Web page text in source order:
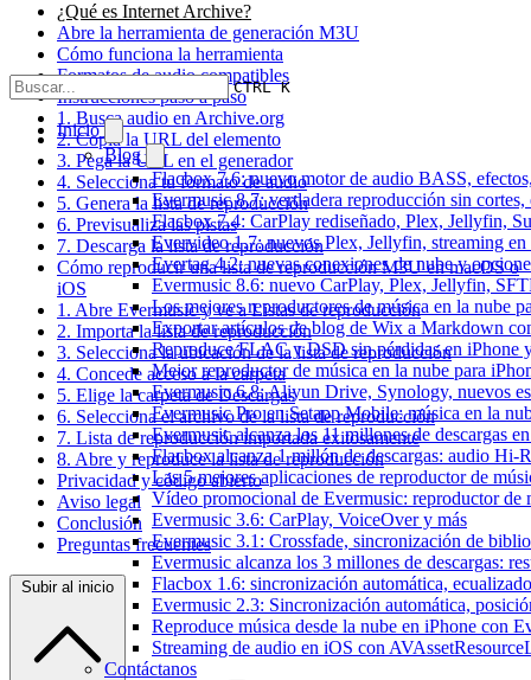
CTRL K
Inicio
Blog
Flacbox 7.6: nuevo motor de audio BASS,
Evermusic 8.7: verdadera reproducción sin
Flacbox 7.4: CarPlay rediseñado, Plex, Jellyfin,
Evervideo 1.7: nuevos Plex, Jellyfin, streaming
Evertag 4.2: nuevas conexiones de nube y
Evermusic 8.6: nuevo CarPlay, Plex, Jellyfin,
Los mejores reproductores de música en la nube
Exportar artículos de blog de Wix a Markdown
Reproduce FLAC y DSD sin pérdidas en iPhone
Mejor reproductor de música en la nube para
Evermusic 6.8: Aliyun Drive, Synology, nuevos
Evermusic Pro en Setapp Mobile: música en la
Evermusic alcanza los 11 millones de descargas
Flacbox alcanza 1 millón de descargas: audio Hi-
Las 5 mejores aplicaciones de reproductor de
Vídeo promocional de Evermusic: reproductor de
Evermusic 3.6: CarPlay, VoiceOver y más
Evermusic 3.1: Crossfade, sincronización de
Evermusic alcanza los 3 millones de descargas:
Flacbox 1.6: sincronización automática,
Evermusic 2.3: Sincronización automática,
Reproduce música desde la nube en iPhone con
Streaming de audio en iOS con
Contáctanos
¿Qué es Internet Archive?
Abre la herramienta de generación M3U
Cómo funciona la herramienta
Formatos de audio compatibles
Instrucciones paso a paso
1. Busca audio en Archive.org
2. Copia la URL del elemento
3. Pega la URL en el generador
4. Selecciona tu formato de audio
5. Genera la lista de reproducción
6. Previsualiza las pistas
7. Descarga la lista de reproducción
Cómo reproducir una lista de reproducción M3U en macOS o
iOS
1. Abre Evermusic y ve a Listas de reproducción
2. Importa la lista de reproducción
3. Selecciona la ubicación de la lista de reproducción
4. Concede acceso a la carpeta
5. Elige la carpeta de Descargas
6. Selecciona el archivo de la lista de reproducción
7. Lista de reproducción importada exitosamente
8. Abre y reproduce la lista de reproducción
Privacidad y código abierto
Aviso legal
Conclusión
Preguntas frecuentes
Subir al inicio